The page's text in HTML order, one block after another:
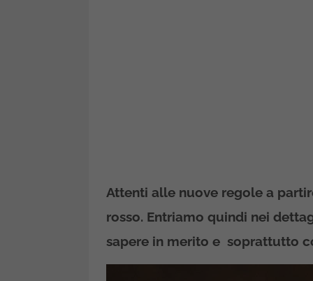
Attenti alle nuove regole a
rosso. Entriamo quindi nei
sapere in merito e soprattutto